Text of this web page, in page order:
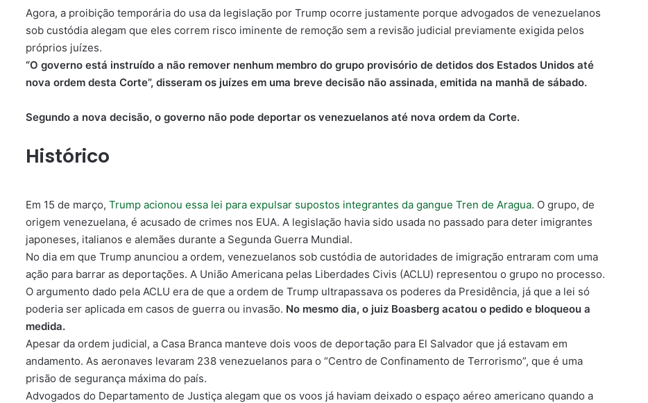
Agora, a proibição temporária do usa da legislação por Trump ocorre justamente porque advogados de venezuelanos
sob custódia alegam que eles correm risco iminente de remoção sem a revisão judicial previamente exigida pelos
próprios juízes.
“O governo está instruído a não remover nenhum membro do grupo provisório de detidos dos Estados Unidos até
nova ordem desta Corte”, disseram os juízes em uma breve decisão não assinada, emitida na manhã de sábado.
Segundo a nova decisão, o governo não pode deportar os venezuelanos até nova ordem da Corte.
Histórico
Em 15 de março, Trump acionou essa lei para expulsar supostos integrantes da gangue Tren de Aragua. O grupo, de
origem venezuelana, é acusado de crimes nos EUA. A legislação havia sido usada no passado para deter imigrantes
japoneses, italianos e alemães durante a Segunda Guerra Mundial.
No dia em que Trump anunciou a ordem, venezuelanos sob custódia de autoridades de imigração entraram com uma
ação para barrar as deportações. A União Americana pelas Liberdades Civis (ACLU) representou o grupo no processo.
O argumento dado pela ACLU era de que a ordem de Trump ultrapassava os poderes da Presidência, já que a lei só
poderia ser aplicada em casos de guerra ou invasão. No mesmo dia, o juiz Boasberg acatou o pedido e bloqueou a
medida.
Apesar da ordem judicial, a Casa Branca manteve dois voos de deportação para El Salvador que já estavam em
andamento. As aeronaves levaram 238 venezuelanos para o “Centro de Confinamento de Terrorismo”, que é uma
prisão de segurança máxima do país.
Advogados do Departamento de Justiça alegam que os voos já haviam deixado o espaço aéreo americano quando a